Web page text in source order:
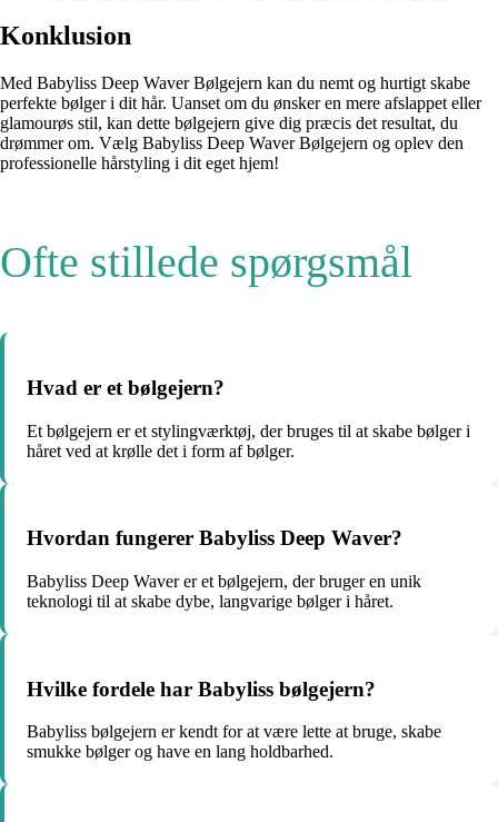
Konklusion
Med Babyliss Deep Waver Bølgejern kan du nemt og hurtigt skabe
perfekte bølger i dit hår. Uanset om du ønsker en mere afslappet eller
glamourøs stil, kan dette bølgejern give dig præcis det resultat, du
drømmer om. Vælg Babyliss Deep Waver Bølgejern og oplev den
professionelle hårstyling i dit eget hjem!
Ofte stillede spørgsmål
Hvad er et bølgejern?
Et bølgejern er et stylingværktøj, der bruges til at skabe bølger i
håret ved at krølle det i form af bølger.
Hvordan fungerer Babyliss Deep Waver?
Babyliss Deep Waver er et bølgejern, der bruger en unik
teknologi til at skabe dybe, langvarige bølger i håret.
Hvilke fordele har Babyliss bølgejern?
Babyliss bølgejern er kendt for at være lette at bruge, skabe
smukke bølger og have en lang holdbarhed.